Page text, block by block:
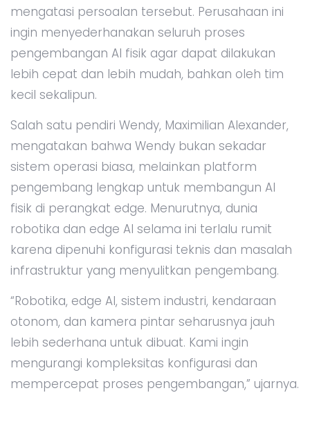
mengatasi persoalan tersebut. Perusahaan ini
ingin menyederhanakan seluruh proses
pengembangan AI fisik agar dapat dilakukan
lebih cepat dan lebih mudah, bahkan oleh tim
kecil sekalipun.
Salah satu pendiri Wendy, Maximilian Alexander,
mengatakan bahwa Wendy bukan sekadar
sistem operasi biasa, melainkan platform
pengembang lengkap untuk membangun AI
fisik di perangkat edge. Menurutnya, dunia
robotika dan edge AI selama ini terlalu rumit
karena dipenuhi konfigurasi teknis dan masalah
infrastruktur yang menyulitkan pengembang.
“Robotika, edge AI, sistem industri, kendaraan
otonom, dan kamera pintar seharusnya jauh
lebih sederhana untuk dibuat. Kami ingin
mengurangi kompleksitas konfigurasi dan
mempercepat proses pengembangan,” ujarnya.